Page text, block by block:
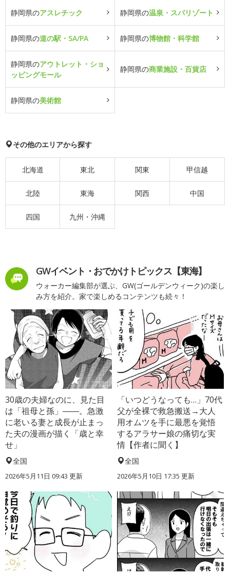
静岡県のアスレチック 静岡県の温泉・スパリゾート
静岡県の道の駅・SA/PA 静岡県の博物館・科学館
静岡県のアウトレット・ショ
ッピングモール
静岡県の商業施設・百貨店
静岡県の美術館
その他のエリアから探す
北海道 東北 関東 甲信越
北陸 東海 関西 中国
四国 九州・沖縄
GWイベント・おでかけトピックス【東海】
ウォーカー編集部が選ぶ、GW(ゴールデンウィーク)の楽し
み方を紹介。家で楽しめるコンテンツも続々！
30歳の夫婦なのに、見た目
は「祖母と孫」――。急激
に老いる妻と成長が止まっ
た夫の漫画が描く「歳と幸
せ」
全国
2026年5月11日 09:43 更新
「いつどうなっても…」70代
父が全裸で救急搬送→大人
用オムツを手に最悪を覚悟
するアラサー娘の痛切な実
情【作者に聞く】
全国
2026年5月10日 17:35 更新